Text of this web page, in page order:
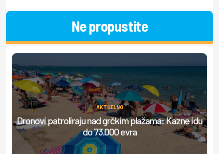
Ne propustite
AKTUELNO
Dronovi patroliraju nad grčkim plažama: Kazne idu
do 73.000 evra